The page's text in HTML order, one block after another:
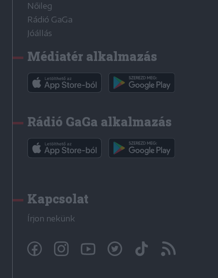
Nőileg
Rádió GaGa
Jóállás
Médiatér alkalmazás
Rádió GaGa alkalmazás
Kapcsolat
Írjon nekünk